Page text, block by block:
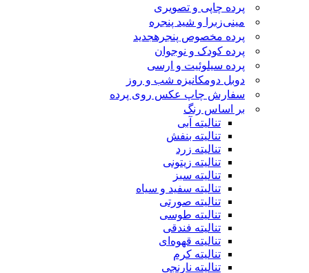
پرده چاپی و تصویری
مینی‌زبرا و شید پنجره
پرده مخصوص پنجرهجدید
پرده کودک و نوجوان
پرده سیلوئیت و ارسی
دوبل دومکانیزه شب و روز
سفارش چاپ عکس روی پرده
بر اساس رنگ
تنالیته آبی
تنالیته بنفش
تنالیته زرد
تنالیته زیتونی
تنالیته سبز
تنالیته سفید و سیاه
تنالیته صورتی
تنالیته طوسی
تنالیته فندقی
تنالیته قهوه‌ای
تنالیته کرم
تنالیته نارنجی